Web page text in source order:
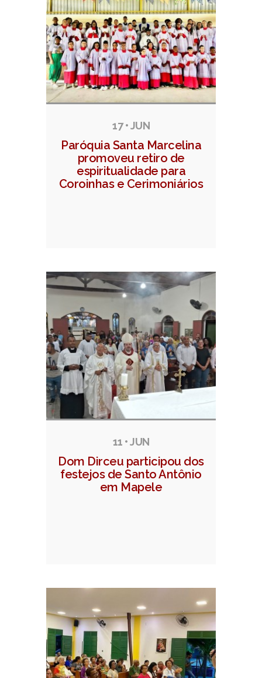
17 • JUN
Paróquia Santa Marcelina
promoveu retiro de
espiritualidade para
Coroinhas e Cerimoniários
11 • JUN
Dom Dirceu participou dos
festejos de Santo Antônio
em Mapele